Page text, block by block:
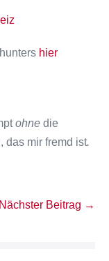
hier
ohne die
das mir fremd ist.
Nächster Beitrag →